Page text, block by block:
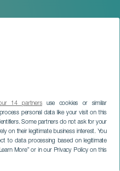
14 partnersuse cookies or similar
personal data like your visit on this
Some partners do not ask for your
on their legitimate business interest. You
to data processing based on legitimate
More” or in our Privacy Policy on this
y